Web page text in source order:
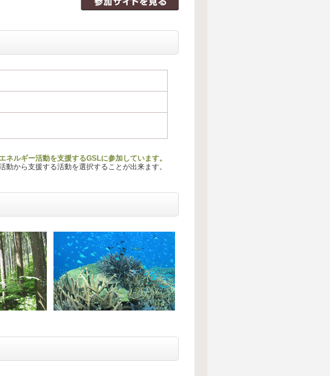
ネルギー活動を支援するGSLに参加しています。
から支援する活動を選択することが出来ます。